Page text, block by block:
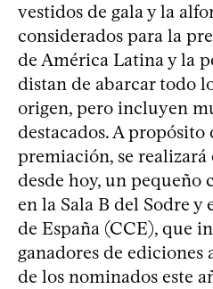
vestidos de gala y la
considerados para la
de América Latina y la
distan de abarcar todo
origen, pero incluyen
destacados. A
premiación, se
desde hoy, un
en la Sala B del Sodre
de España (CCE), que
ganadores de ediciones
de los nominados este